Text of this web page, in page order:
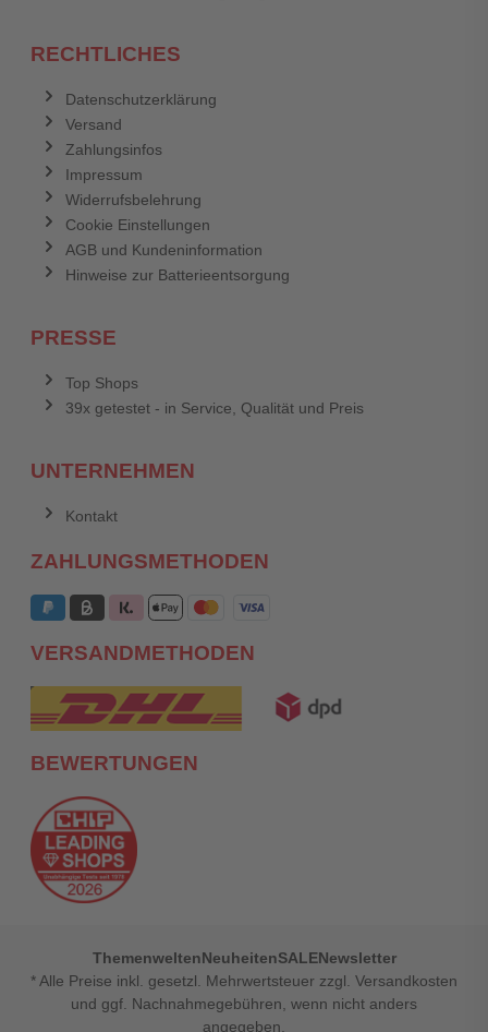
RECHTLICHES
Datenschutzerklärung
Versand
Zahlungsinfos
Impressum
Widerrufsbelehrung
Cookie Einstellungen
AGB und Kundeninformation
Hinweise zur Batterieentsorgung
PRESSE
Top Shops
39x getestet - in Service, Qualität und Preis
UNTERNEHMEN
Kontakt
ZAHLUNGSMETHODEN
VERSANDMETHODEN
BEWERTUNGEN
ThemenweltenNeuheitenSALENewsletter
* Alle Preise inkl. gesetzl. Mehrwertsteuer zzgl. Versandkosten
und ggf. Nachnahmegebühren, wenn nicht anders
angegeben.